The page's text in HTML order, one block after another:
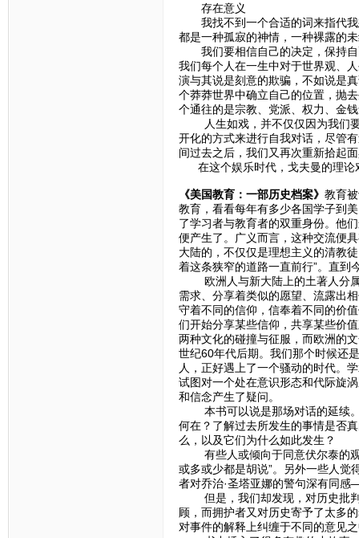
存在意义
我找不到一个合适的词来指代我
都是一种孤寂的神情，一种裸露的
我们要相信自己的决定，保持自
我们每个人在一生中对于世界观、
演与其说是刻意的欺骗，不如说是
个莽莽世界中确立自己的位置，抛
个通往的是宗教、党派、权力、金
人生如戏，并不仅仅因为我们要
开化的方式来进行自我对话，尽管
间过去之后，我们又再次重新拾起
在这个娱乐时代，戈夫曼的理论
《美国教育：一部历史档案》 教育
教育，看看每年有多少各国学子到
了学习者与教育者的双重身份。他
便产生了。广义而言，这种交流便
大陆的，不仅仅是理想主义的清教
着这条狭窄的道路一直前行”。直到
欧洲人与新大陆上的土著人分属
需求、分享着类似的愿望、流露出
守着不同的信仰，信奉着不同的价
们开始分享某些信仰，共享某些价
两种文化的碰撞与征服，而欧洲的
世纪60年代后期。我们那个时候还
人，正好遇上了一个骚动的时代。
试图对一个处在意识形态和代际旋
和信念产生了疑问。
本书可以说是那场对话的延续。
何在？了解过去所发生的事情是否
么，以及它们为什么如此发生？
有些人或倾向于同意伏尔泰的观
或多或少都是胡说”。另外一些人
者对乔治·圣塔亚娜的警句深有同
但是，我们却发现，对历史批判
顾，而拥护者又对历史寄予了太多
对事件的解释上纠缠于不同的意见